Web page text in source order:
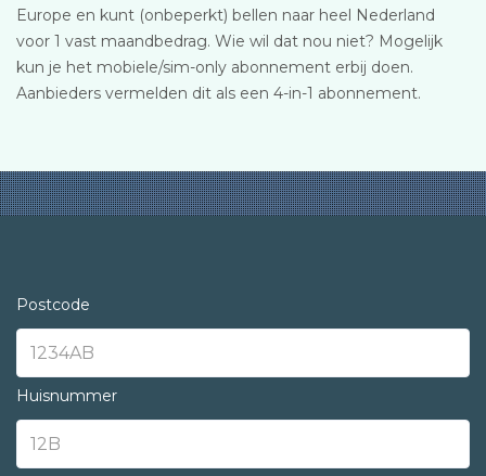
Europe en kunt (onbeperkt) bellen naar heel Nederland
voor 1 vast maandbedrag. Wie wil dat nou niet? Mogelijk
kun je het mobiele/sim-only abonnement erbij doen.
Aanbieders vermelden dit als een 4-in-1 abonnement.
Postcode
Huisnummer